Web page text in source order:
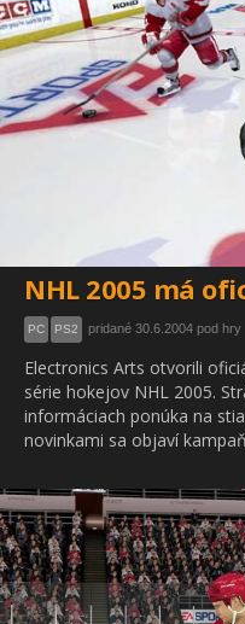
NHL 2005 má
PC PS2 pridané 30.6.2004 pod hry
Electronics Arts otvorili
série hokejov NHL 2005.
informáciach ponúka na
novinkami sa objaví